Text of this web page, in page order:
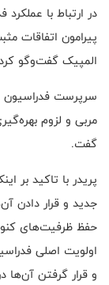
در ارتباط با
پیرامون اتفاقات
المپیک گفت‌وگو
سرپرست فدراسیون
مربی و لزوم
گفت.
پریدر با تاکید بر
جدید و قرار دادن
حفظ ظرفیت‌های
اولویت اصلی
و قرار گرفتن